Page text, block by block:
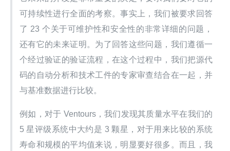
可持续性进行全面的考察。事实上，我们被要求回答
了 23 个关于可维护性和安全性的非常详细的问题，
还有它的未来证明。为了回答这些问题，我们遵循一
个经过验证的验证流程，在这个过程中，我们把源代
码的自动分析和技术工件的专家审查结合在一起，并
与基准数据进行比较。
例如，对于 Ventours，我们发现其质量水平在我们的
5 星评级系统中大约是 3 颗星，对于用来比较的系统
寿命和规模的平均值来说，明显要好很多。而且，我